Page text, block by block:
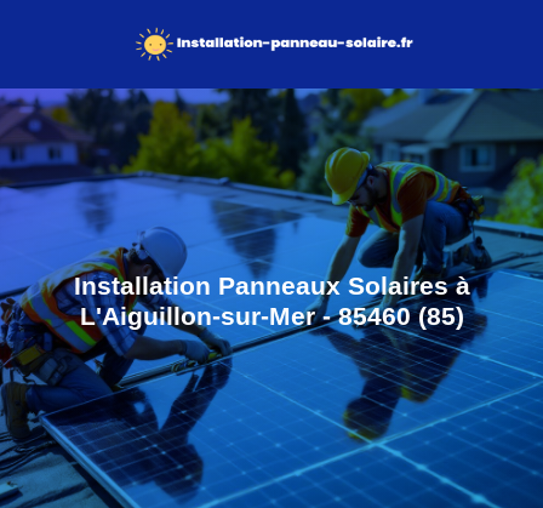
Installation Panneaux Solaires à
L'Aiguillon-sur-Mer - 85460 (85)